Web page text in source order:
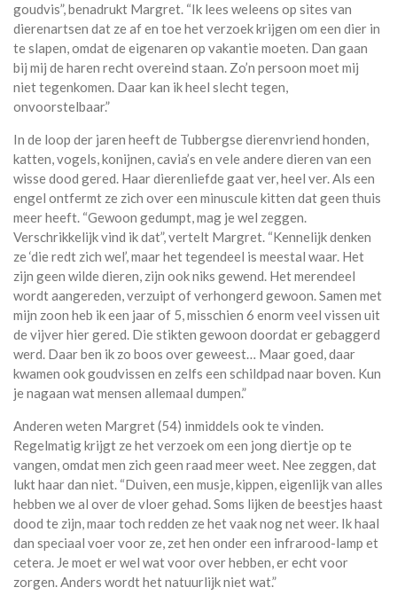
goudvis”, benadrukt Margret. “Ik lees weleens op sites van
dierenartsen dat ze af en toe het verzoek krijgen om een dier in
te slapen, omdat de eigenaren op vakantie moeten. Dan gaan
bij mij de haren recht overeind staan. Zo’n persoon moet mij
niet tegenkomen. Daar kan ik heel slecht tegen,
onvoorstelbaar.”
In de loop der jaren heeft de Tubbergse dierenvriend honden,
katten, vogels, konijnen, cavia’s en vele andere dieren van een
wisse dood gered. Haar dierenliefde gaat ver, heel ver. Als een
engel ontfermt ze zich over een minuscule kitten dat geen thuis
meer heeft. “Gewoon gedumpt, mag je wel zeggen.
Verschrikkelijk vind ik dat”, vertelt Margret. “Kennelijk denken
ze ‘die redt zich wel’, maar het tegendeel is meestal waar. Het
zijn geen wilde dieren, zijn ook niks gewend. Het merendeel
wordt aangereden, verzuipt of verhongerd gewoon. Samen met
mijn zoon heb ik een jaar of 5, misschien 6 enorm veel vissen uit
de vijver hier gered. Die stikten gewoon doordat er gebaggerd
werd. Daar ben ik zo boos over geweest… Maar goed, daar
kwamen ook goudvissen en zelfs een schildpad naar boven. Kun
je nagaan wat mensen allemaal dumpen.”
Anderen weten Margret (54) inmiddels ook te vinden.
Regelmatig krijgt ze het verzoek om een jong diertje op te
vangen, omdat men zich geen raad meer weet. Nee zeggen, dat
lukt haar dan niet. “Duiven, een musje, kippen, eigenlijk van alles
hebben we al over de vloer gehad. Soms lijken de beestjes haast
dood te zijn, maar toch redden ze het vaak nog net weer. Ik haal
dan speciaal voer voor ze, zet hen onder een infrarood-lamp et
cetera. Je moet er wel wat voor over hebben, er echt voor
zorgen. Anders wordt het natuurlijk niet wat.”